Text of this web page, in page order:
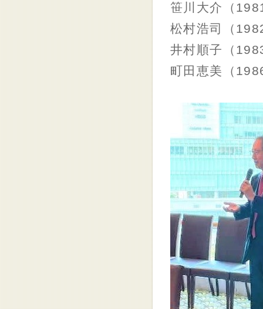
笹川大介（
松村浩司（
井村順子（
町田恵美（